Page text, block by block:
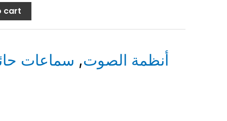
cart
أنظمة الصوت, سماعات